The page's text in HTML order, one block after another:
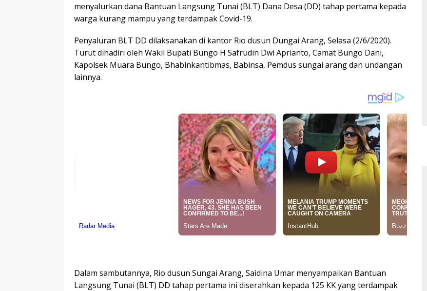
menyalurkan dana Bantuan Langsung Tunai (BLT) Dana Desa (DD) tahap pertama kepada
warga kurang mampu yang terdampak Covid-19.
Penyaluran BLT DD dilaksanakan di kantor Rio dusun Dungai Arang, Selasa (2/6/2020).
Turut dihadiri oleh Wakil Bupati Bungo H Safrudin Dwi Aprianto, Camat Bungo Dani,
Kapolsek Muara Bungo, Bhabinkantibmas, Babinsa, Pemdus sungai arang dan undangan
lainnya.
Dalam sambutannya, Rio dusun Sungai Arang, Saidina Umar menyampaikan Bantuan
Langsung Tunai (BLT) DD tahap pertama ini diserahkan kepada 125 KK yang terdampak